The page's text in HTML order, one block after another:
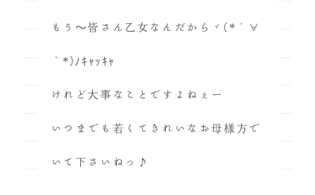
もう～皆さん乙女なんだからヾ(*´∀
｀*)ﾉｷｬｯｷｬ
けれど大事なことですよねぇー
いつまでも若くてきれいなお母様方で
いて下さいねっ♪